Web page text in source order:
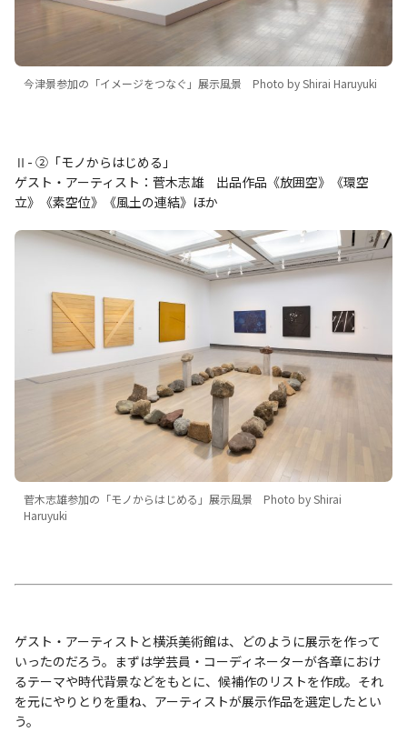
今津景参加の「イメージをつなぐ」展示風景 Photo by Shirai Haruyuki
Ⅱ- ②「モノからはじめる」
ゲスト・アーティスト：菅木志雄 出品作品《放囲空》《環空
立》《素空位》《風土の連結》ほか
菅木志雄参加の「モノからはじめる」展示風景 Photo by Shirai
Haruyuki
ゲスト・アーティストと横浜美術館は、どのように展示を作って
いったのだろう。まずは学芸員・コーディネーターが各章におけ
るテーマや時代背景などをもとに、候補作のリストを作成。それ
を元にやりとりを重ね、アーティストが展示作品を選定したとい
う。